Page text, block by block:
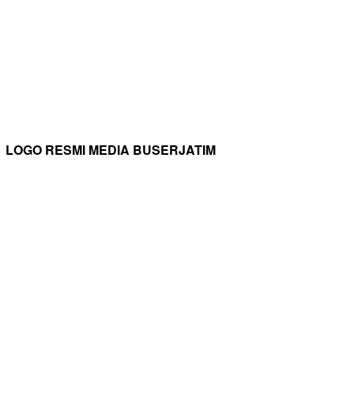
LOGO RESMI MEDIA BUSERJATIM